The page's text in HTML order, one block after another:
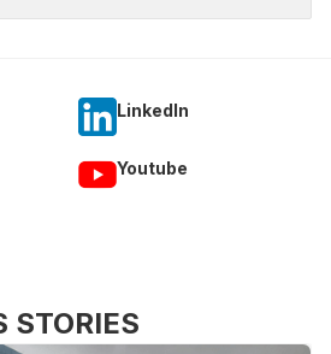
Linkedln
Youtube
STORIES